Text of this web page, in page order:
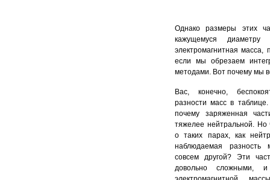
Однако размеры этих
кажущемуся диаметру
электромагнитная масса,
если мы обрезаем
методами. Вот почему мы
Вас, конечно,
разности масс в
почему заряженная
тяжелее нейтральной. Но
о таких парах, как
наблюдаемая разность
совсем другой? Эти
довольно сложными,